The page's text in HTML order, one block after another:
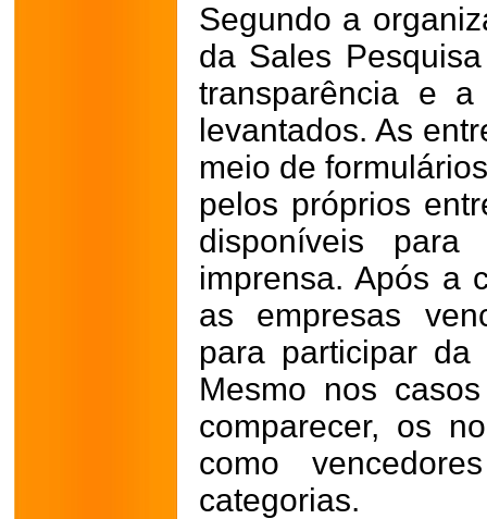
Segundo a
da Sales
transparência e
levantados. As
meio de
pelos próprios
disponíveis
imprensa. Após a
as empresas
para participar da
Mesmo nos
comparecer, os
como
categorias.